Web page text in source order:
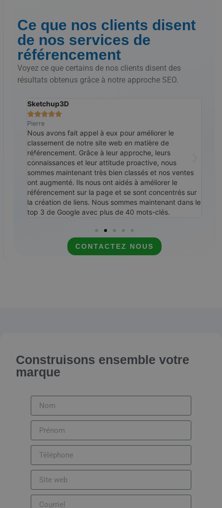
Ce que nos clients disent
de nos services de
référencement
Voyez ce que certains de nos clients disent des
résultats obtenus grâce à notre approche SEO.
Sketchup3D

Pierre
Nous avons fait appel à eux pour améliorer le
classement de notre site web en matière de
référencement. Grâce à leur approche, leurs
connaissances et leur attitude proactive, nous
sommes maintenant très bien classés et nos ventes
ont augmenté. Ils nous ont aidés à améliorer le
référencement sur la page et se sont concentrés sur
la création de liens. Nous sommes maintenant dans le
top 3 de Google avec plus de 40 mots-clés.
CONTACTEZ NOUS
Construisons ensemble votre
marque